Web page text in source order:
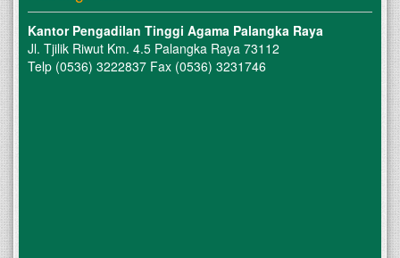
Kantor Pengadilan Tinggi Agama Palangka Raya
Jl. Tjilik Riwut Km. 4.5 Palangka Raya 73112
Telp (0536) 3222837 Fax (0536) 3231746